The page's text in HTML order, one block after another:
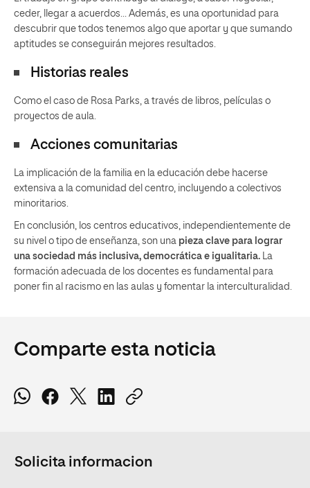
ceder, llegar a acuerdos… Además, es una oportunidad para
descubrir que todos tenemos algo que aportar y que sumando
aptitudes se conseguirán mejores resultados.
Historias reales
Como el caso de Rosa Parks, a través de libros, películas o
proyectos de aula.
Acciones comunitarias
La implicación de la familia en la educación debe hacerse
extensiva a la comunidad del centro, incluyendo a colectivos
minoritarios.
En conclusión, los centros educativos, independientemente de
su nivel o tipo de enseñanza, son una pieza clave para lograr
una sociedad más inclusiva, democrática e igualitaria. La
formación adecuada de los docentes es fundamental para
poner fin al racismo en las aulas y fomentar la interculturalidad.
Comparte esta noticia
Solicita informacion